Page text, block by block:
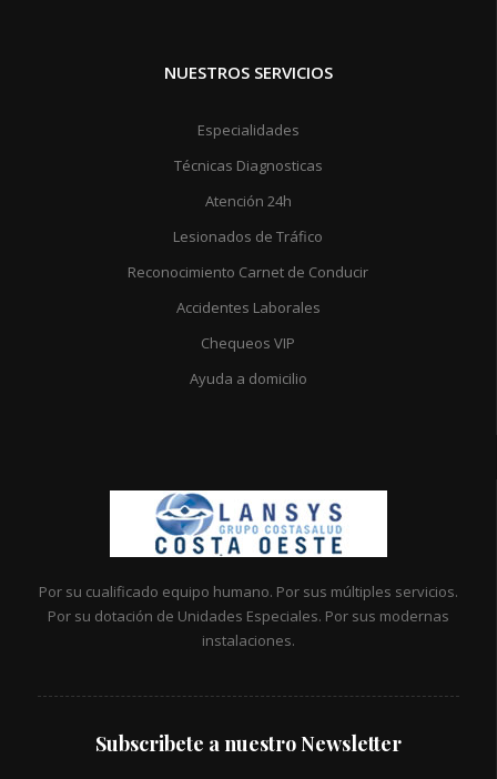
NUESTROS SERVICIOS
Especialidades
Técnicas Diagnosticas
Atención 24h
Lesionados de Tráfico
Reconocimiento Carnet de Conducir
Accidentes Laborales
Chequeos VIP
Ayuda a domicilio
Por su cualificado equipo humano. Por sus múltiples servicios.
Por su dotación de Unidades Especiales. Por sus modernas
instalaciones.
Subscribete a nuestro Newsletter